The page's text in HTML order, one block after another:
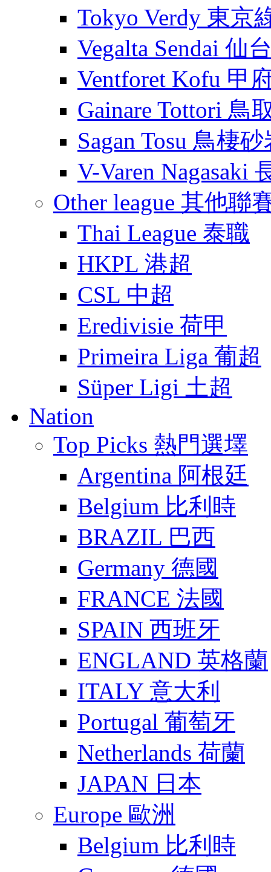
Tokyo Verdy 東京
Vegalta Sendai 仙
Ventforet Kofu 甲
Gainare Tottori 鳥
Sagan Tosu 鳥棲砂
V-Varen Nagasaki
Other league 其他聯
Thai League 泰職
HKPL 港超
CSL 中超
Eredivisie 荷甲
Primeira Liga 葡超
Süper Ligi 土超
Nation
Top Picks 熱門選墿
Argentina 阿根廷
Belgium 比利時
BRAZIL 巴西
Germany 德國
FRANCE 法國
SPAIN 西班牙
ENGLAND 英格蘭
ITALY 意大利
Portugal 葡萄牙
Netherlands 荷蘭
JAPAN 日本
Europe 歐洲
Belgium 比利時